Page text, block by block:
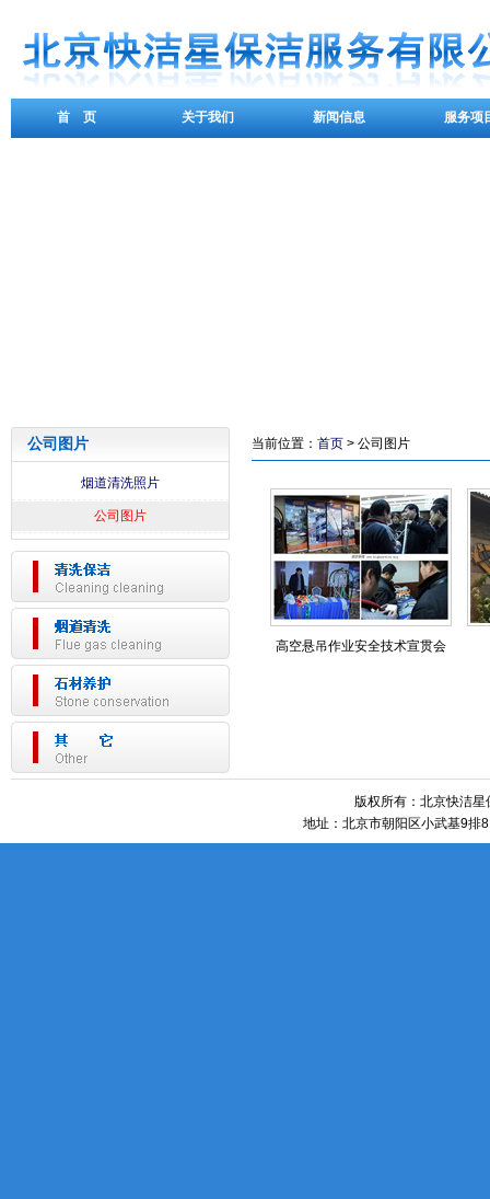
首 页 关于我们 新闻信息 服务项
公司图片
烟道清洗照片
公司图片
当前位置： 首页 > 公司图片
高空悬吊作业安全技术宣贯会
版权所有：北京快洁
地址：北京市朝阳区小武基9排